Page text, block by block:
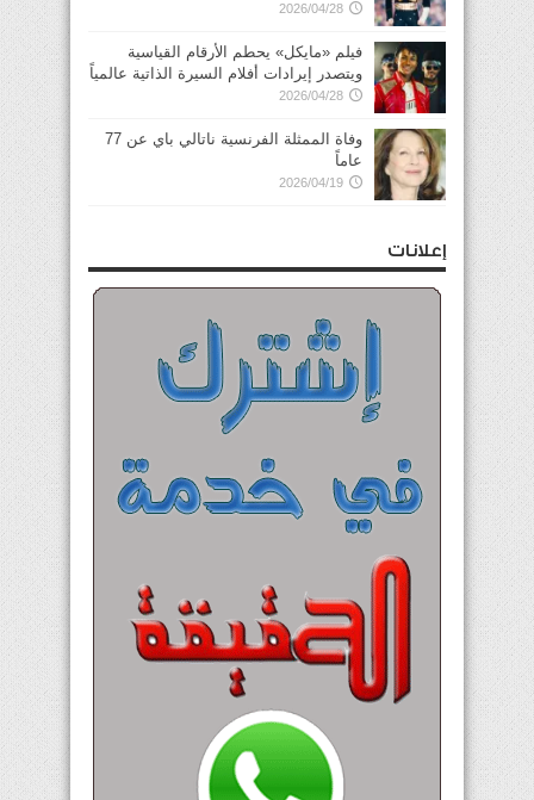
2026/04/28
فيلم «مايكل» يحطم الأرقام القياسية
ويتصدر إيرادات أفلام السيرة الذاتية عالمياً
2026/04/28
وفاة الممثلة الفرنسية ناتالي باي عن 77
عاماً
2026/04/19
إعلانات